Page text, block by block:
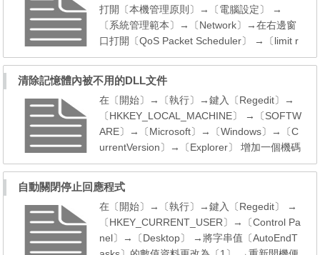
打開〔本機管理原則〕→〔電腦設定〕 →
〔系統管理範本〕→〔Network〕→在右邊窗
口打開〔QoS Packet Scheduler〕 →〔limit r
eservable bandwidth〕→選〔已啟用〕 →將
新開機便生效 * 僅適用用 Windows XP 商業版
版本 家用版可按下執行 在〔開始〕→〔執
行〕→鍵入〔regedit〕→在〔HKEY_LOCAL_
MACHINE〕 →〔SOFTWARE〕→〔P...
清除記憶體內被不用的DLL文件
在〔開始〕→〔執行〕→鍵入〔Regedit〕→
〔HKKEY_LOCAL_MACHINE〕 →〔SOFTW
ARE〕→〔Microsoft〕→〔Windows〕→〔C
urrentVersion〕→〔Explorer〕 增加一個機碼
〔AlwaysUnloadDLL〕預設值為〔1〕 如由預
自動關閉停止回應程式
在〔開始〕→〔執行〕→鍵入〔Regedit〕 →
〔HKEY_CURRENT_USER〕→〔Control Pa
nel〕→〔Desktop〕 →將字串值〔AutoEndT